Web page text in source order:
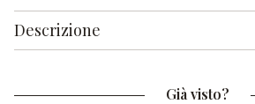
Descrizione
Già visto?